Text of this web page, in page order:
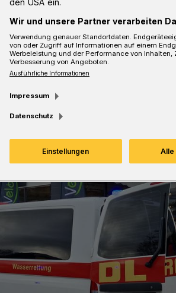
Eine Minute Lesezeit
den USA ein.
Wir und unsere Partner verarbeiten
Verwendung genauer Standortdaten.
von oder Zugriff auf Informationen auf einem
Werbeleistung und der Performance von
Verbesserung von Angeboten.
Ausführliche Informationen
Impressum
Datenschutz
Einstellungen Alle